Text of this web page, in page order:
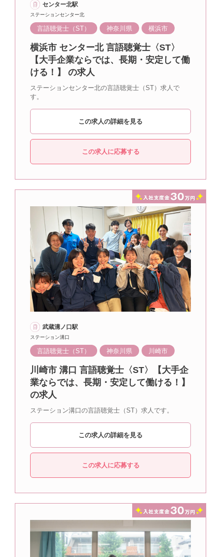
センター北駅
ステーションセンター北
言語聴覚士（ST） 神奈川県 横浜市
横浜市 センター北 言語聴覚士〈ST〉
【大手企業ならでは、長期・安定して働
ける！】 の求人
ステーションセンター北の言語聴覚士（ST）求人で
す。
この求人の詳細を見る
この求人に応募する
武蔵溝ノ口駅
ステーション溝口
言語聴覚士（ST） 神奈川県 川崎市
川崎市 溝口 言語聴覚士〈ST〉【大手企
業ならでは、長期・安定して働ける！】
の求人
ステーション溝口の言語聴覚士（ST）求人です。
この求人の詳細を見る
この求人に応募する